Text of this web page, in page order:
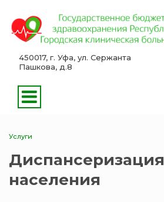
450017, г. Уфа, ул. Сержанта
Пашкова, д.8
Услуги
Диспансеризация
населения